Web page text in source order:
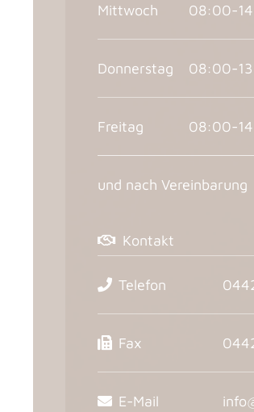
Mittwoch 08:00-
Donnerstag 08:00-
Freitag 08:00-
und nach Vereinbarung
Kontakt
Telefon
Fax
E-Mail